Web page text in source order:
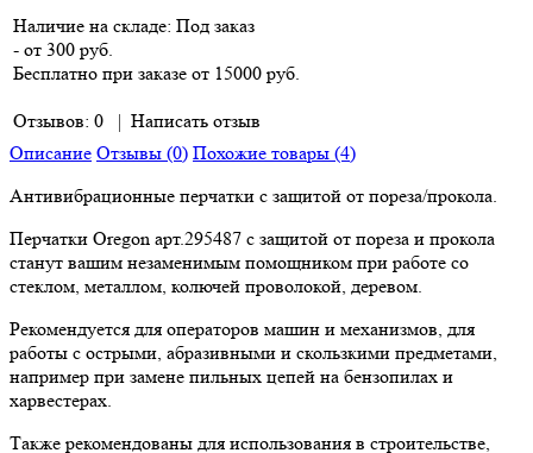
Наличие на складе: Под заказ
- от 300 руб.
Бесплатно при заказе от 15000 руб.
Отзывов: 0 | Написать отзыв
Описание Отзывы (0) Похожие товары (4)
Антивибрационные перчатки с защитой от пореза/прокола.
Перчатки Oregon арт.295487 с защитой от пореза и прокола
станут вашим незаменимым помощником при работе со
стеклом, металлом, колючей проволокой, деревом.
Рекомендуется для операторов машин и механизмов, для
работы с острыми, абразивными и скользкими предметами,
например при замене пильных цепей на бензопилах и
харвестерах.
Также рекомендованы для использования в строительстве,